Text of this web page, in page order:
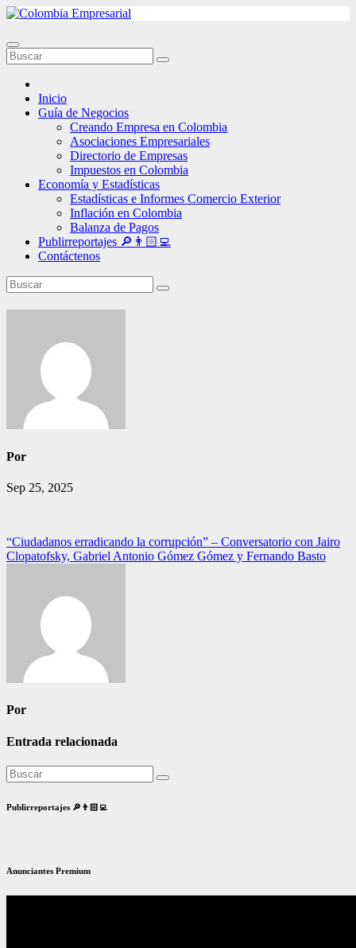
Ir
contenido
Inicio
Guía de Negocios
Creando Empresa en Colombia
Asociaciones Empresariales
Directorio de Empresas
Impuestos en Colombia
Economía y Estadísticas
Estadísticas e Informes Comercio Exterior
Inflación en Colombia
Balanza de Pagos
Publirreportajes 🔎👨🏻‍💻
Contáctenos
Por
Sep 25, 2025
Navegación
de
“Ciudadanos erradicando la corrupción” – Conversatorio con Jairo
Clopatofsky, Gabriel Antonio Gómez Gómez y Fernando Basto
Por
Entrada relacionada
Publirreportajes 🔎👨🏻‍💻
Anunciantes Premium